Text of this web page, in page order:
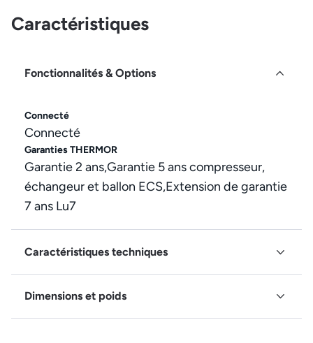
Caractéristiques
Fonctionnalités & Options
Connecté
Connecté
Garanties THERMOR
Garantie 2 ans,Garantie 5 ans compresseur,
échangeur et ballon ECS,Extension de garantie
7 ans Lu7
Caractéristiques techniques
Dimensions et poids